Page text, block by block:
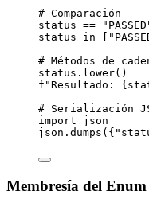
# Comparación
status == " PASSED
status in [ "
# Métodos de
status. lower
f "Resultado: {
# Serialización
import json
json. dumps ( { "
Membresía del Enum